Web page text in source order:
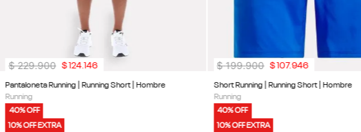
Pantaloneta Running | Running Short | Hombre
Running
40% OFF
10% OFF EXTRA
$ 229.900 $124.146
Short Running | Running Short | Hombre
Running
40% OFF
10% OFF EXTRA
$ 199.900 $107.946